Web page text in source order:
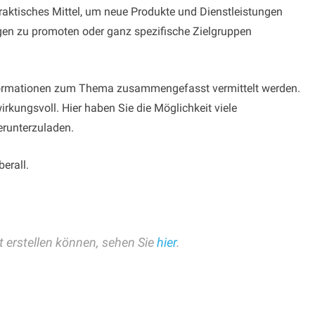
Mittel, um neue Produkte und Dienstleistungen
zu promoten oder ganz spezifische Zielgruppen
zum Thema zusammengefasst vermittelt werden.
Hier haben Sie die Möglichkeit viele
können, sehen Siehier.